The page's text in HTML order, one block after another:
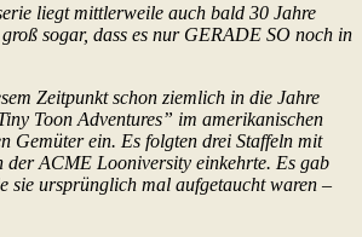
liegt mittlerweile auch bald 30 Jahre
sogar, dass es nur GERADE SO noch in
Zeitpunkt schon ziemlich in die Jahre
Toon Adventures” im amerikanischen
Gemüter ein. Es folgten drei Staffeln mit
der ACME Looniversity einkehrte. Es gab
sie ursprünglich mal aufgetaucht waren –